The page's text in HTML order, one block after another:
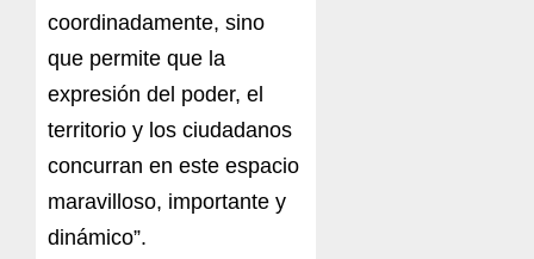
coordinadamente, sino
que permite que la
expresión del poder, el
territorio y los ciudadanos
concurran en este espacio
maravilloso, importante y
dinámico”.